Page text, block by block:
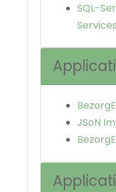
SQL-
Services
JSoN